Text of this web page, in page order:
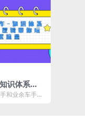
识体系
带你玩转
和业余车手本